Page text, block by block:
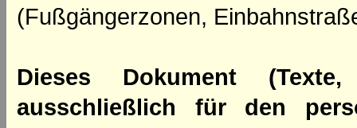
(Fußgängerzonen,
Dieses Dokument
ausschließlich für den